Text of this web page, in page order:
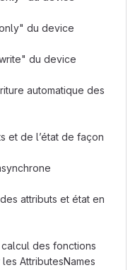
du device
du device
automatique des
et de l’état de façon
attributs et état en
des fonctions
les AttributesNames